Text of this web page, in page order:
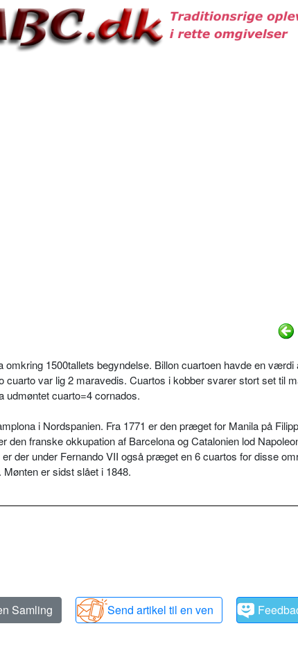
1500tallets begyndelse. Billon cuartoen havde en værdi
cuarto var lig 2 maravedis. Cuartos i kobber svarer stort set til
udmøntet cuarto=4 cornados.
i Nordspanien. Fra 1771 er den præget for Manila på
den franske okkupation af Barcelona og Catalonien lod
der under Fernando VII også præget en 6 cuartos for disse
er sidst slået i 1848.
Samling Send artikel til en ven